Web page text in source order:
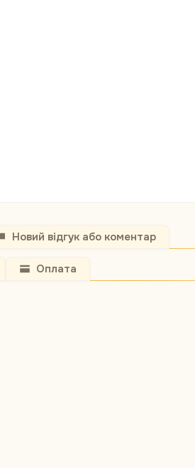
Новий відгук або коментар
Оплата